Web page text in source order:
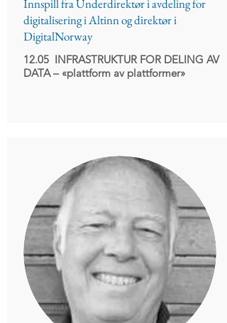
Innspill fra Underdirektør i avdeling for
digitalisering i Altinn og direktør i
DigitalNorway
12.05 INFRASTRUKTUR FOR DELING AV
DATA– «plattform av plattformer»